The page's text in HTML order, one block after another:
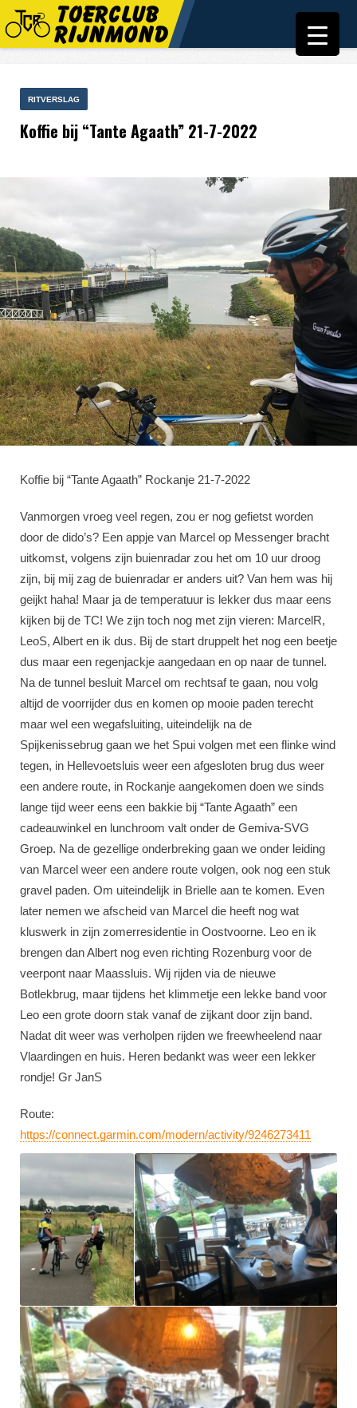
RITVERSLAG
Koffie bij “Tante Agaath” 21-7-2022
Koffie bij “Tante Agaath” Rockanje 21-7-2022
Vanmorgen vroeg veel regen, zou er nog gefietst worden
door de dido’s? Een appje van Marcel op Messenger bracht
uitkomst, volgens zijn buienradar zou het om 10 uur droog
zijn, bij mij zag de buienradar er anders uit? Van hem was hij
geijkt haha! Maar ja de temperatuur is lekker dus maar eens
kijken bij de TC! We zijn toch nog met zijn vieren: MarcelR,
LeoS, Albert en ik dus. Bij de start druppelt het nog een beetje
dus maar een regenjackje aangedaan en op naar de tunnel.
Na de tunnel besluit Marcel om rechtsaf te gaan, nou volg
altijd de voorrijder dus en komen op mooie paden terecht
maar wel een wegafsluiting, uiteindelijk na de
Spijkenissebrug gaan we het Spui volgen met een flinke wind
tegen, in Hellevoetsluis weer een afgesloten brug dus weer
een andere route, in Rockanje aangekomen doen we sinds
lange tijd weer eens een bakkie bij “Tante Agaath” een
cadeauwinkel en lunchroom valt onder de Gemiva-SVG
Groep. Na de gezellige onderbreking gaan we onder leiding
van Marcel weer een andere route volgen, ook nog een stuk
gravel paden. Om uiteindelijk in Brielle aan te komen. Even
later nemen we afscheid van Marcel die heeft nog wat
kluswerk in zijn zomerresidentie in Oostvoorne. Leo en ik
brengen dan Albert nog even richting Rozenburg voor de
veerpont naar Maassluis. Wij rijden via de nieuwe
Botlekbrug, maar tijdens het klimmetje een lekke band voor
Leo een grote doorn stak vanaf de zijkant door zijn band.
Nadat dit weer was verholpen rijden we freewheelend naar
Vlaardingen en huis. Heren bedankt was weer een lekker
rondje! Gr JanS
Route:
https://connect.garmin.com/modern/activity/9246273411